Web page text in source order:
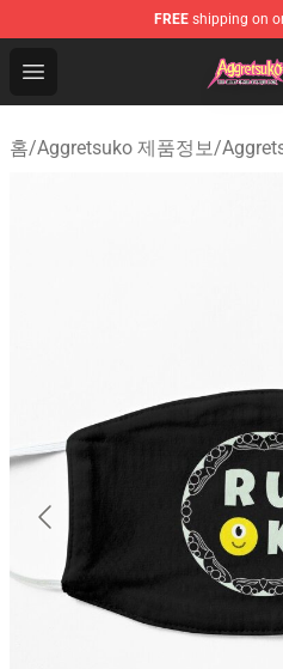
FREE shipping on
Open menu
Aggretsuko Store -
홈/Aggretsuko 제품정보/